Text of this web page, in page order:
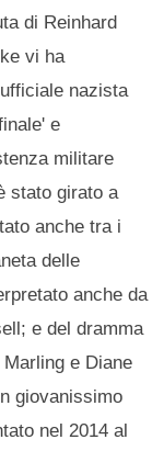
di Reinhard
vi ha
nazista
e
militare
stato girato a
anche tra i
delle
anche da
e del dramma
e Diane
giovanissimo
nel 2014 al